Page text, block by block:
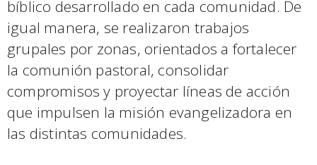
bíblico desarrollado en cada comunidad. De
igual manera, se realizaron trabajos
grupales por zonas, orientados a fortalecer
la comunión pastoral, consolidar
compromisos y proyectar líneas de acción
que impulsen la misión evangelizadora en
las distintas comunidades.